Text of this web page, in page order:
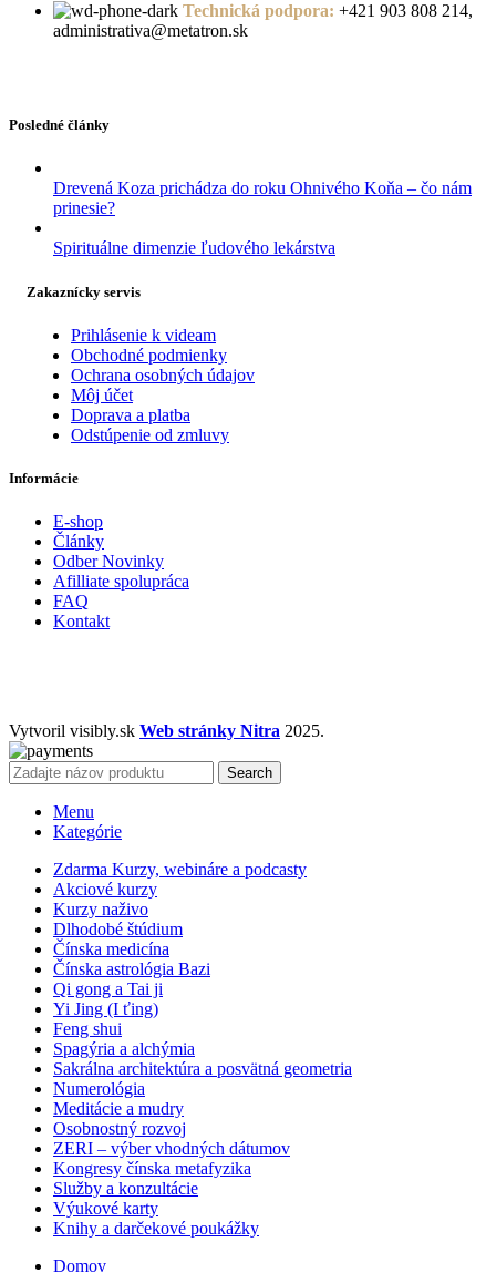
Technická podpora: +421 903 808 214,
administrativa@metatron.sk
Posledné články
Drevená Koza prichádza do roku Ohnivého Koňa – čo nám
prinesie?
Spirituálne dimenzie ľudového lekárstva
Zakaznícky servis
Prihlásenie k videam
Obchodné podmienky
Ochrana osobných údajov
Môj účet
Doprava a platba
Odstúpenie od zmluvy
Informácie
E-shop
Články
Odber Novinky
Afilliate spolupráca
FAQ
Kontakt
Vytvoril visibly.sk Web stránky Nitra 2025.
Search
Menu
Kategórie
Zdarma Kurzy, webináre a podcasty
Akciové kurzy
Kurzy naživo
Dlhodobé štúdium
Čínska medicína
Čínska astrológia Bazi
Qi gong a Tai ji
Yi Jing (I ťing)
Feng shui
Spagýria a alchýmia
Sakrálna architektúra a posvätná geometria
Numerológia
Meditácie a mudry
Osobnostný rozvoj
ZERI – výber vhodných dátumov
Kongresy čínska metafyzika
Služby a konzultácie
Výukové karty
Knihy a darčekové poukážky
Domov